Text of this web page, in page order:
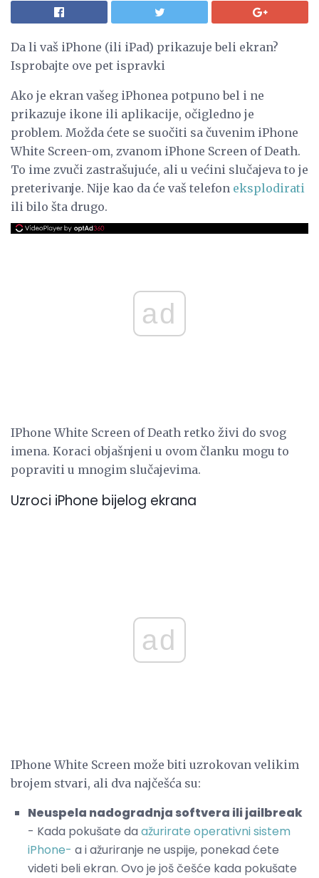
Da li vaš iPhone (ili iPad) prikazuje beli ekran?
Isprobajte ove pet ispravki
Ako je ekran vašeg iPhonea potpuno bel i ne
prikazuje ikone ili aplikacije, očigledno je
problem. Možda ćete se suočiti sa čuvenim iPhone
White Screen-om, zvanom iPhone Screen of Death.
To ime zvuči zastrašujuće, ali u većini slučajeva to je
preterivanje. Nije kao da će vaš telefon eksplodirati
ili bilo šta drugo.
ad
IPhone White Screen of Death retko živi do svog
imena. Koraci objašnjeni u ovom članku mogu to
popraviti u mnogim slučajevima.
Uzroci iPhone bijelog ekrana
ad
IPhone White Screen može biti uzrokovan velikim
brojem stvari, ali dva najčešća su:
Neuspela nadogradnja softvera ili jailbreak
- Kada pokušate da ažurirate operativni sistem
iPhone- a i ažuriranje ne uspije, ponekad ćete
videti beli ekran. Ovo je još češće kada pokušate